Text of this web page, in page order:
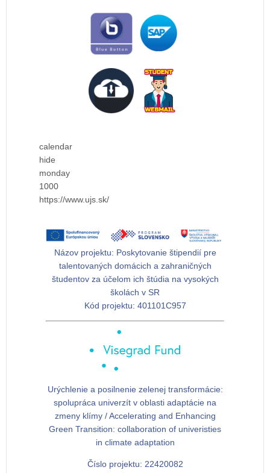
calendar
hide
monday
1000
https://www.ujs.sk/
Názov projektu: Poskytovanie štipendií pre
talentovaných domácich a zahraničných
študentov za účelom ich štúdia na vysokých
školách v SR
Kód projektu: 401101C957
Urýchlenie a posilnenie zelenej transformácie:
spolupráca univerzít v oblasti adaptácie na
zmeny klímy / Accelerating and Enhancing
Green Transition: collaboration of univeristies
in climate adaptation
Číslo projektu: 22420082